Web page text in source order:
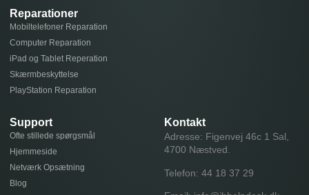
Reparationer
Mobiltelefoner Reparation
Computer Reparation
iPad og Tablet Reperation
Skærmbeskyttelse
PlayStation Reparation
Support
Ofte stillede spørgsmål
Hjemmeside
Netværk Opsætning
Blog
Kontakt
Adresse: Figenvej 46c 1 Sal,
4700 Næstved.
Telefon: 44 18 37 29